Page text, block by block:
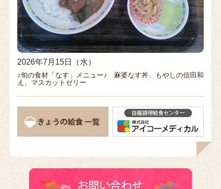
2026年7月15日（水）
♪旬の食材「なす」メニュー♪ 麻婆なす丼、もやしの信田和
え、マスカットゼリー